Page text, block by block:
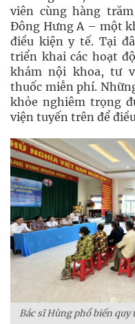
viên cùng hàng
Đông Hưng A – một
điều kiện y tế. Tại
triển khai các hoạt
khám nội khoa, tư
thuốc miễn phí.
khỏe nghiêm trọng
viện tuyến trên để
Bác sĩ Hùng phổ biến